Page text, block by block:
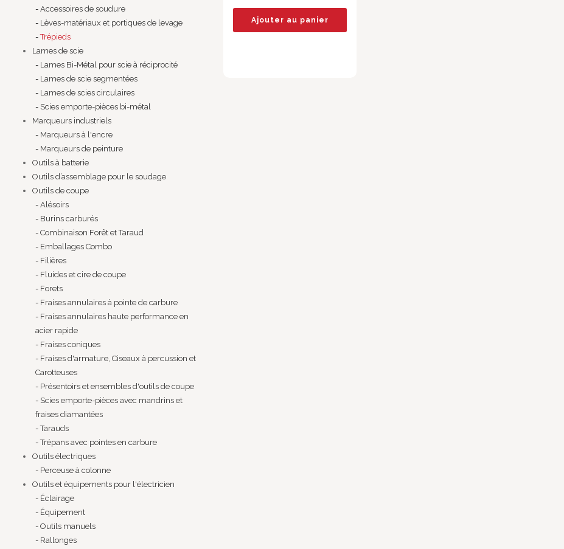
Ajouter au panier
Accessoires de soudure
Lèves-matériaux et portiques de levage
Trépieds
Lames de scie
Lames Bi-Métal pour scie à réciprocité
Lames de scie segmentées
Lames de scies circulaires
Scies emporte-pièces bi-métal
Marqueurs industriels
Marqueurs à l'encre
Marqueurs de peinture
Outils à batterie
Outils d’assemblage pour le soudage
Outils de coupe
Alésoirs
Burins carburés
Combinaison Forêt et Taraud
Emballages Combo
Filières
Fluides et cire de coupe
Forets
Fraises annulaires à pointe de carbure
Fraises annulaires haute performance en
acier rapide
Fraises coniques
Fraises d'armature, Ciseaux à percussion et
Carotteuses
Présentoirs et ensembles d'outils de coupe
Scies emporte-pièces avec mandrins et
fraises diamantées
Tarauds
Trépans avec pointes en carbure
Outils électriques
Perceuse à colonne
Outils et équipements pour l'électricien
Éclairage
Équipement
Outils manuels
Rallonges